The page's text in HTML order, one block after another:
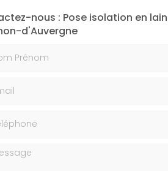
nous : Pose isolation en
d'Auvergne